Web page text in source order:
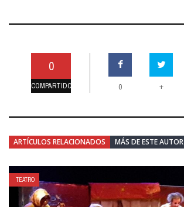
0
COMPARTIDO 0 +
ARTÍCULOS RELACIONADOS MÁS DE ESTE AUTOR
TEATRO